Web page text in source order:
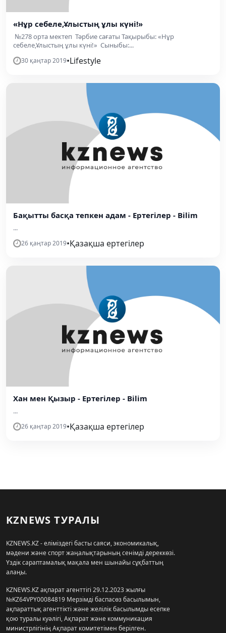
«Нұр себеле,Ұлыстың ұлы күні!»
№278 орта мектеп Тәрбие сағаты Тақырыбы: «Нұр
себеле,Ұлыстың ұлы күні!» Сыныбы:...
30 қаңтар 2019•Lifestyle
Бақытты басқа тепкен адам - Ертегілер - Bilim
...
26 қаңтар 2019•Қазақша ертегілер
Хан мен Қызыр - Ертегілер - Bilim
...
26 қаңтар 2019•Қазақша ертегілер
KZNEWS ТУРАЛЫ
KZNEWS.KZ - еліміздегі басты саяси, экономикалық,
мәдени және спорт жаңалықтарының сенімді дереккөзі.
Үздік сараптамалық мақала мен шынайы сұқбаттың
алаңы.
KZNEWS.KZ ақпарат агенттігі 29.12.2023 жылғы
№KZ64VPY00084819 Мерзімді баспасөз басылымын,
ақпараттық агенттікті және желілік басылымды есепке
қою туралы куәлігі, Ақпарат және коммуникация
министрлігінің Ақпарат комитетімен берілген.